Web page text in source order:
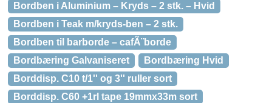
Bordben i Aluminium – Kryds – 2 stk. – Hvid
Bordben i Teak m/kryds-ben – 2 stk.
Bordben til barborde – cafÃ¨borde
Bordbæring Galvaniseret
Bordbæring Hvid
Borddisp. C10 t/1'' og 3'' ruller sort
Borddisp. C60 +1rl tape 19mmx33m sort